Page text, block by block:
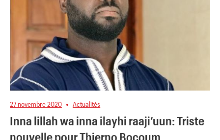
27 novembre 2020 Actualités
Inna lillah wa inna ilayhi raaji’uun: Triste
nouvelle pour Thierno Bocoum